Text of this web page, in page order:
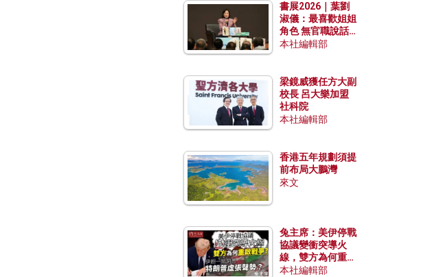
書展2026｜葉劉
淑儀：最喜歡姐姐
角色 無官職說話
包袱少
本社編輯部
梁鏡威獲任方大副
校長 呂大樂加盟
社科院
本社編輯部
香港五年規劃須提
前布局大鵬灣
來文
兔主席：美伊停戰
協議變衝突導火
線，雙方為何重啟
戰爭？伊朗一早洞
本社編輯部